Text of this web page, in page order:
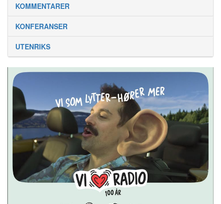
KOMMENTARER
KONFERANSER
UTENRIKS